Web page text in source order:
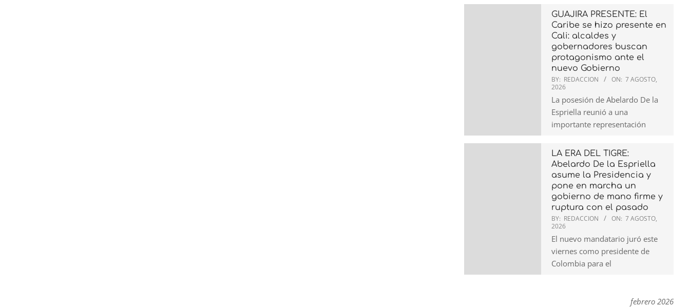
GUAJIRA PRESENTE: El
Caribe se hizo presente en
Cali: alcaldes y
gobernadores buscan
protagonismo ante el
nuevo Gobierno
BY: REDACCION ON: 7 AGOSTO,
2026
La posesión de Abelardo De la
Espriella reunió a una
importante representación
LA ERA DEL TIGRE:
Abelardo De la Espriella
asume la Presidencia y
pone en marcha un
gobierno de mano firme y
ruptura con el pasado
BY: REDACCION ON: 7 AGOSTO,
2026
El nuevo mandatario juró este
viernes como presidente de
Colombia para el
febrero 2026